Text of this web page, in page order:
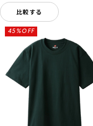
比較する
45%OFF